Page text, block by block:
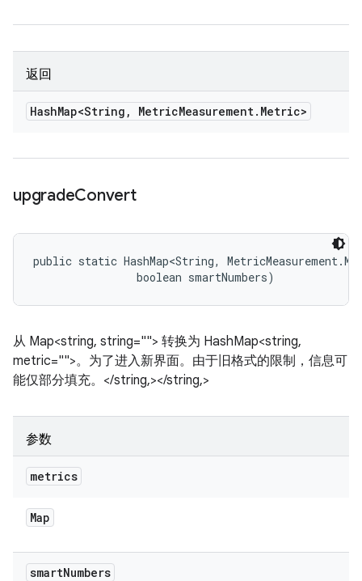
返回
HashMap<String , MetricMeasurement. Metric>
upgradeConvert
public static HashMap<String,
                boolean smartNumbers)
从 Map<string, string=""> 转换为 HashMap<string,
metric="">。为了进入新界面。由于旧格式的限制，信息可
能仅部分填充。</string,></string,>
参数
metrics
Map
smartNumbers